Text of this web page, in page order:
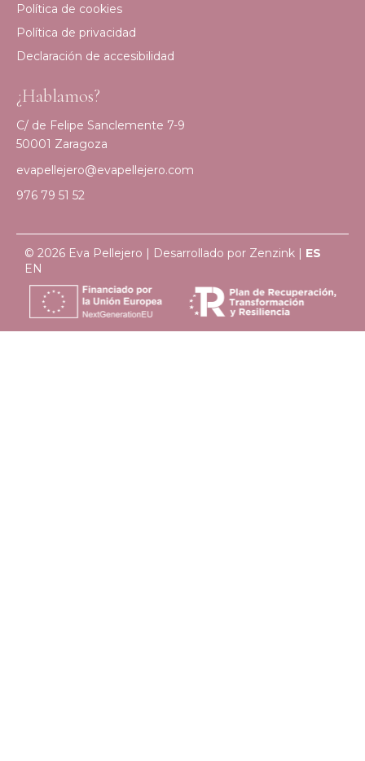
Política de cookies
Política de privacidad
Declaración de accesibilidad
¿Hablamos?
C/ de Felipe Sanclemente 7-9
50001 Zaragoza
evapellejero@evapellejero.com
976 79 51 52
© 2026 Eva Pellejero | Desarrollado por Zenzink | ES
EN